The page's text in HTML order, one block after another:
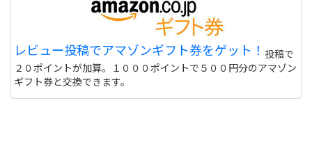
レビュー投稿でアマゾンギフト券をゲット！ 投稿で
２０ポイントが加算。１０００ポイントで５００円分のアマゾン
ギフト券と交換できます。